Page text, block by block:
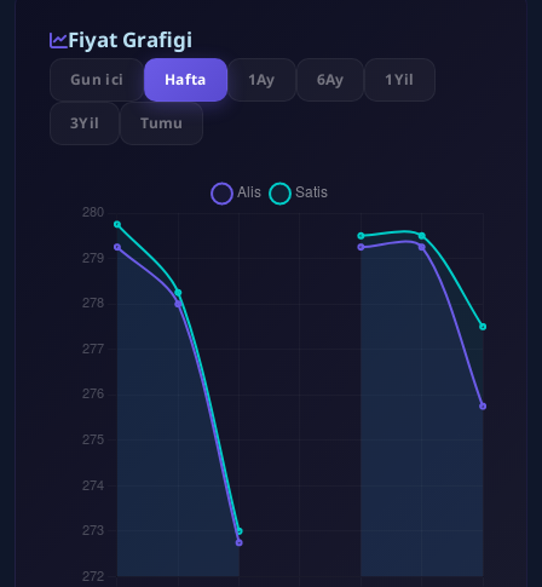
Fiyat Grafigi
Gun ici Hafta 1Ay 6Ay 1Yil
3Yil Tumu